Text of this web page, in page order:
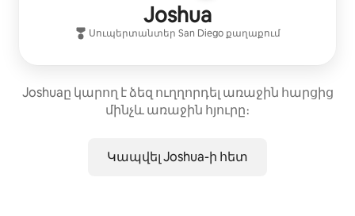
Joshua
Սուպերտանտեր San Diego քաղաքում
Joshuaը կարող է ձեզ ուղղորդել առաջին հարցից
մինչև առաջին հյուրը։
Կապվել Joshua-ի հետ